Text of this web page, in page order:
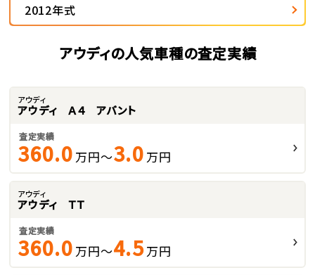
2012年式
アウディの人気車種の査定実績
アウディ
アウディ Ａ４ アバント
査定実績
360.0 万円～3.0 万円
アウディ
アウディ ＴＴ
査定実績
360.0 万円～4.5万円